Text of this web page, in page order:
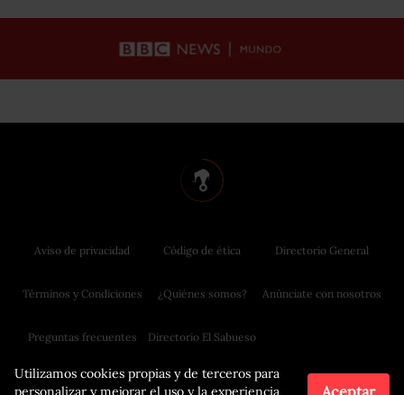
Utilizamos cookies propias y de terceros para
personalizar y mejorar el uso y la experiencia
Aceptar
Aviso de privacidad
Términos y Condiciones
Preguntas frecuentes
Código de ética
¿Quiénes somos?
Directorio El Sabueso
Directorio General
Anúnciate con nosotros